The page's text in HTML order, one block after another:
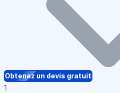
Obtenez un devis gratuit
1